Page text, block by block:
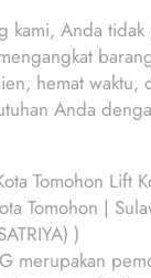
kami, Anda
hemat waktu,
Anda
Tomohon Lift
Tomohon |
)
merupakan